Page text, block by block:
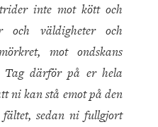
inte mot kött och
väldigheter och
mot ondskans
Tag därför på er hela
ni kan stå emot på den
sedan ni fullgjort